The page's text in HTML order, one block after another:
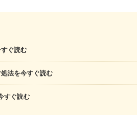
ぐ読む
法を今すぐ読む
すぐ読む